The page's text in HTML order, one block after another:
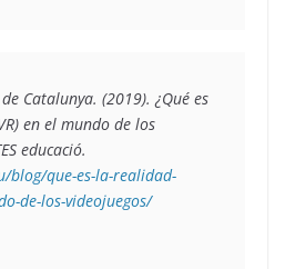
Catalunya. (2019). ¿Qué es
en el mundo de los
blog/que-es-la-realidad-
de-los-videojuegos/